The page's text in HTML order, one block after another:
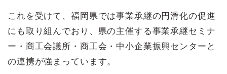
これを受けて、福岡県では事業承継の円滑化の促進
にも取り組んでおり、県の主催する事業承継セミナ
ー・商工会議所・商工会・中小企業振興センターと
の連携が強まっています。